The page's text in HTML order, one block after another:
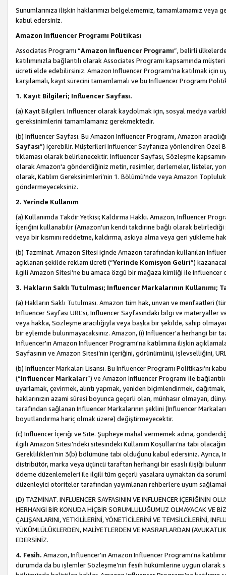
Sunumlarınıza ilişkin haklarımızı belgelememiz, tamamlamamız
kabul edersiniz.
Amazon Influencer Programı Politikası
Associates Programı “Amazon Influencer Programı”, belirli
katılımınızla bağlantılı olarak Associates Programı kapsamında
ücreti elde edebilirsiniz. Amazon Influencer Programı'na katılmak için
karşılamalı, kayıt sürecini tamamlamalı ve bu Influencer Programı
1. Kayıt Bilgileri; Influencer Sayfası.
(a) Kayıt Bilgileri. Influencer olarak kaydolmak için, sosyal medya
gereksinimlerini tamamlamanız gerekmektedir.
(b) Influencer Sayfası. Bu Amazon Influencer Programı, Amazon
Sayfası”) içerebilir. Müşterileri Influencer Sayfanıza yönlendiren Özel
tıklaması olarak belirlenecektir. Influencer Sayfası, Sözleşme
olarak Amazon'a gönderdiğiniz metin, resimler, derlemeler, listeler,
olarak, Katılım Gereksinimleri’nin 1. Bölümü’nde veya Amazon
göndermeyeceksiniz.
2. Yerinde Kullanım
(a) Kullanımda Takdir Yetkisi; Kaldırma Hakkı. Amazon, Influencer
İçeriğini kullanabilir (Amazon'un kendi takdirine bağlı olarak belirlediği
veya bir kısmını reddetme, kaldırma, askıya alma veya geri yükleme
(b) Tazminat. Amazon Sitesi içinde Amazon tarafından kullanılan
açıklanan şekilde reklam ücreti (“Yerinde Komisyon Geliri”)
ilgili Amazon Sitesi’ne bu amaca özgü bir mağaza kimliği ile Influencer
3. Hakların Saklı Tutulması; Influencer Markalarının Kullanımı;
(a) Hakların Saklı Tutulması. Amazon tüm hak, unvan ve menfaatleri
Influencer Sayfası URL'si, Influencer Sayfasındaki bilgi ve materyaller
veya hakka, Sözleşme aracılığıyla veya başka bir şekilde, sahip
bir eylemde bulunmayacaksınız. Amazon, (i) Influencer'a herhangi bir
Influencer'ın Amazon Influencer Programı'na katılımına ilişkin
Sayfasının ve Amazon Sitesi’nin içeriğini, görünümünü, işlevselliğini,
(b) Influencer Markaları Lisansı. Bu Influencer Programı Politikası’nı
(“Influencer Markaları”) ve Amazon Influencer Programı ile
uyarlamak, çevirmek, alıntı yapmak, yeniden biçimlendirmek,
haklarınızın azami süresi boyunca geçerli olan, münhasır olmayan,
tarafından sağlanan Influencer Markalarının şeklini (Influencer
boyutlandırma hariç olmak üzere) değiştirmeyecektir.
(c) Influencer İçeriği ve Site. Şüpheye mahal vermemek adına,
ilgili Amazon Sitesi’ndeki sitesindeki Kullanım Koşulları’na tabi
Gereklilikleri’nin 3(b) bölümüne tabi olduğunu kabul edersiniz. Ayrıca,
distribütör, marka veya üçüncü taraftan herhangi bir esaslı ilişiği
ödeme düzenlemeleri ile ilgili tüm geçerli yasalara uymaktan da
düzenleyici otoriteler tarafından yayımlanan rehberlere uyum
(D) TAZMİNAT. INFLUENCER SAYFASININ VE INFLUENCER İÇERİĞİNİN
HERHANGİ BİR KONUDA HİÇBİR SORUMLULUĞUMUZ OLMAYACAK VE
ÇALIŞANLARINI, YETKİLİLERİNİ, YÖNETİCİLERİNİ VE TEMSİLCİLERİNİ,
YÜKÜMLÜLÜKLERDEN, MALİYETLERDEN VE MASRAFLARDAN
EDERSİNİZ.
4. Fesih. Amazon, Influencer'ın Amazon Influencer Programı'na
durumda da bu işlemler Sözleşme’nin fesih hükümlerine uygun olarak